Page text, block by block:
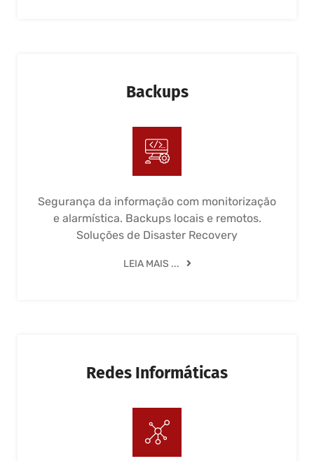
Backups
Segurança da informação com monitorização
e alarmística. Backups locais e remotos.
Soluções de Disaster Recovery
LEIA MAIS ...
Redes Informáticas